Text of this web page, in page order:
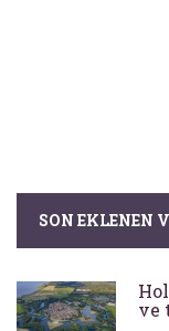
SON EKLENEN
ve